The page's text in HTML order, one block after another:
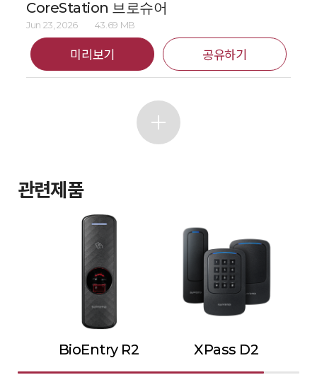
CoreStation 브로슈어
Jun 23, 2026 43.69 MB
미리보기 공유하기
관련제품
BioEntry R2 XPass D2